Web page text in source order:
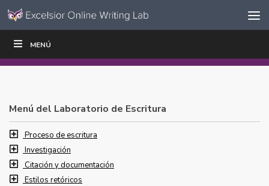
Ir al contenido
navegación
MENÚ
ESCRIBIR
Menú del Laboratorio de Escritura
Proceso de escritura
Investigación
Citación y documentación
Estilos retóricos